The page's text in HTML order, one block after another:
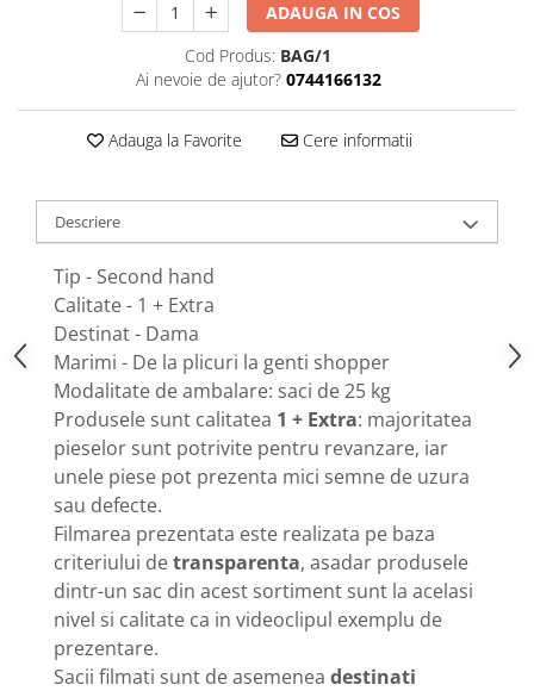
ADAUGA IN COS
Cod Produs: BAG/1
Ai nevoie de ajutor? 0744166132
Adauga la Favorite Cere informatii
Descriere
Tip - Second hand
Calitate - 1 + Extra
Destinat - Dama
Marimi - De la plicuri la genti shopper
Modalitate de ambalare: saci de 25 kg
Produsele sunt calitatea 1 + Extra: majoritatea
pieselor sunt potrivite pentru revanzare, iar
unele piese pot prezenta mici semne de uzura
sau defecte.
Filmarea prezentata este realizata pe baza
criteriului detransparenta, asadar produsele
dintr-un sac din acest sortiment sunt la acelasi
nivel si calitate ca in videoclipul exemplu de
prezentare.
Sacii filmati sunt de asemenea destinati